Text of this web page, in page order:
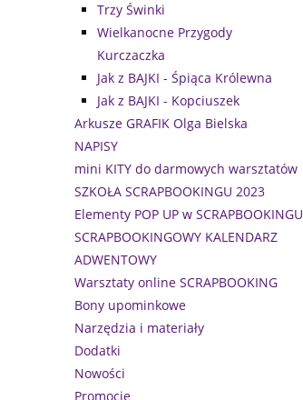
Trzy Świnki
Wielkanocne Przygody
Kurczaczka
Jak z BAJKI - Śpiąca Królewna
Jak z BAJKI - Kopciuszek
Arkusze GRAFIK Olga Bielska
NAPISY
mini KITY do darmowych warsztatów
SZKOŁA SCRAPBOOKINGU 2023
Elementy POP UP w SCRAPBOOKINGU
SCRAPBOOKINGOWY KALENDARZ
ADWENTOWY
Warsztaty online SCRAPBOOKING
Bony upominkowe
Narzędzia i materiały
Dodatki
Nowości
Promocje